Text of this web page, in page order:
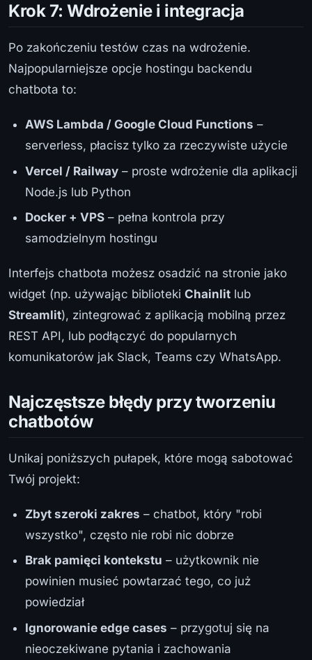
Krok 7: Wdrożenie i integracja
Po zakończeniu testów czas na wdrożenie.
Najpopularniejsze opcje hostingu backendu
chatbota to:
AWS Lambda / Google Cloud Functions –
serverless, płacisz tylko za rzeczywiste użycie
Vercel / Railway – proste wdrożenie dla aplikacji
Node.js lub Python
Docker + VPS – pełna kontrola przy
samodzielnym hostingu
Interfejs chatbota możesz osadzić na stronie jako
widget (np. używając biblioteki Chainlit lub
Streamlit), zintegrować z aplikacją mobilną przez
REST API, lub podłączyć do popularnych
komunikatorów jak Slack, Teams czy WhatsApp.
Najczęstsze błędy przy tworzeniu
chatbotów
Unikaj poniższych pułapek, które mogą sabotować
Twój projekt:
Zbyt szeroki zakres – chatbot, który "robi
wszystko", często nie robi nic dobrze
Brak pamięci kontekstu – użytkownik nie
powinien musieć powtarzać tego, co już
powiedział
Ignorowanie edge cases – przygotuj się na
nieoczekiwane pytania i zachowania